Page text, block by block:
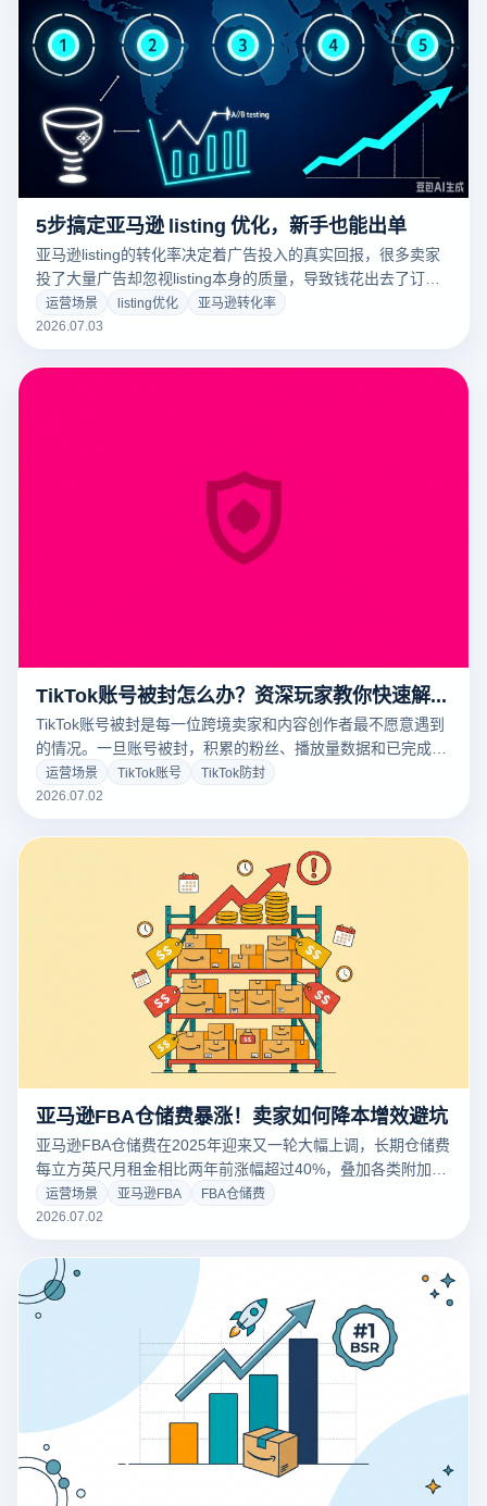
5步搞定亚马逊 listing 优化，新手也能出单
亚马逊listing的转化率决定着广告投入的真实回报，很多卖家
投了大量广告却忽视listing本身的质量，导致钱花出去了订单
却没有相应增长。其实转化率的提升并不需要大幅度改动，做
好标题、图片、五点、评价和价格五个关键要素，转化率翻倍
运营场景 listing优化
亚马逊转化率
2026.07.03
TikTok账号被封怎么办？资深玩家教你快速解封与预防
TikTok账号被封是每一位跨境卖家和内容创作者最不愿意遇到
的情况。一旦账号被封，积累的粉丝、播放量数据和已完成的
品牌沉淀都将付之东流。本文从平台风控机制底层逻辑出发，
详细分析账号被封的常见原因，并提供从申诉流程到预防策略
度挽回损失，并在日常运营
运营场景 TikTok账号
TikTok防封
2026.07.02
亚马逊FBA仓储费暴涨！卖家如何降本增效避坑
亚马逊FBA仓储费在2025年迎来又一轮大幅上调，长期仓储费
每立方英尺月租金相比两年前涨幅超过40%，叠加各类附加费
项目让卖家的利润空间被严重挤压。本文从亚马逊FBA仓储费
的构成出发，为您系统解析各项收费规则并提供实用的成本优
运营场景 亚马逊FBA
FBA仓储费
2026.07.02